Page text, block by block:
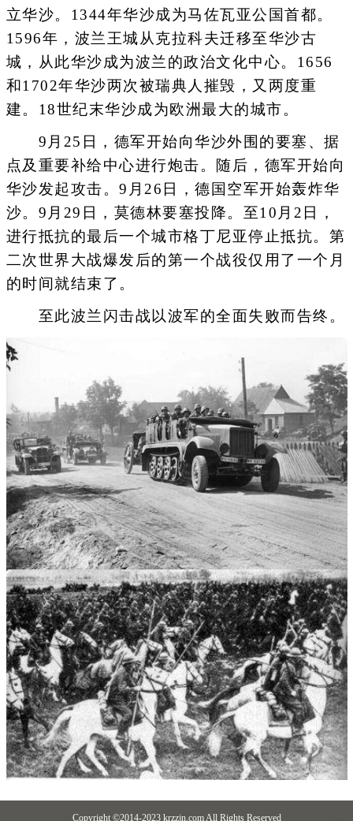
立华沙。1344年华沙成为马佐瓦亚公国首都。
1596年，波兰王城从克拉科夫迁移至华沙古
城，从此华沙成为波兰的政治文化中心。1656
和1702年华沙两次被瑞典人摧毁，又两度重
建。18世纪末华沙成为欧洲最大的城市。
9月25日，德军开始向华沙外围的要塞、据
点及重要补给中心进行炮击。随后，德军开始向
华沙发起攻击。9月26日，德国空军开始轰炸华
沙。9月29日，莫德林要塞投降。至10月2日，
进行抵抗的最后一个城市格丁尼亚停止抵抗。第
二次世界大战爆发后的第一个战役仅用了一个月
的时间就结束了。
至此波兰闪击战以波军的全面失败而告终。
Copyright ©2014-2023 krzzjn.com All Rights Reserved